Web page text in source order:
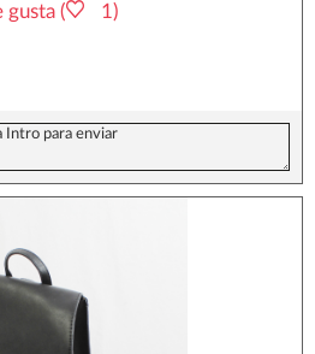
gusta ( 1)